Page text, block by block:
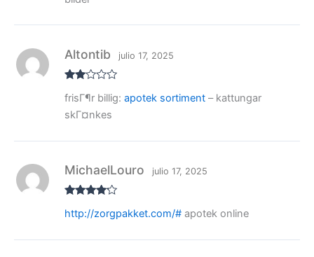
rado
con
2de
Altontib julio 17, 2025
frisГ¶r billig: apotek sortiment– kattungar
skГ¤nkes
con4de
MichaelLouro julio 17, 2025
http://zorgpakket.com/#apotek online